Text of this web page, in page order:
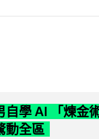
自學 AI 「煉金
動全區